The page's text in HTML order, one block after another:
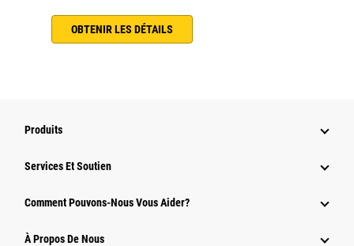
OBTENIR LES DÉTAILS
Produits
Services Et Soutien
Comment Pouvons-Nous Vous Aider?
À Propos De Nous